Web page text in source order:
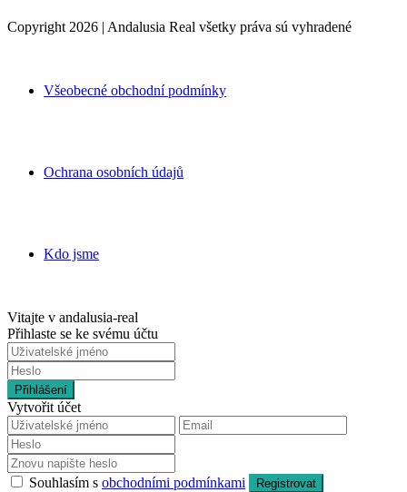
Copyright 2026 | Andalusia Real všetky práva sú vyhradené
Všeobecné obchodní podmínky
Ochrana osobních údajů
Kdo jsme
Vitajte v andalusia-real
Přihlaste se ke svému účtu
Přihlášení
Vytvořit účet
Souhlasím s obchodními podmínkami Registrovat